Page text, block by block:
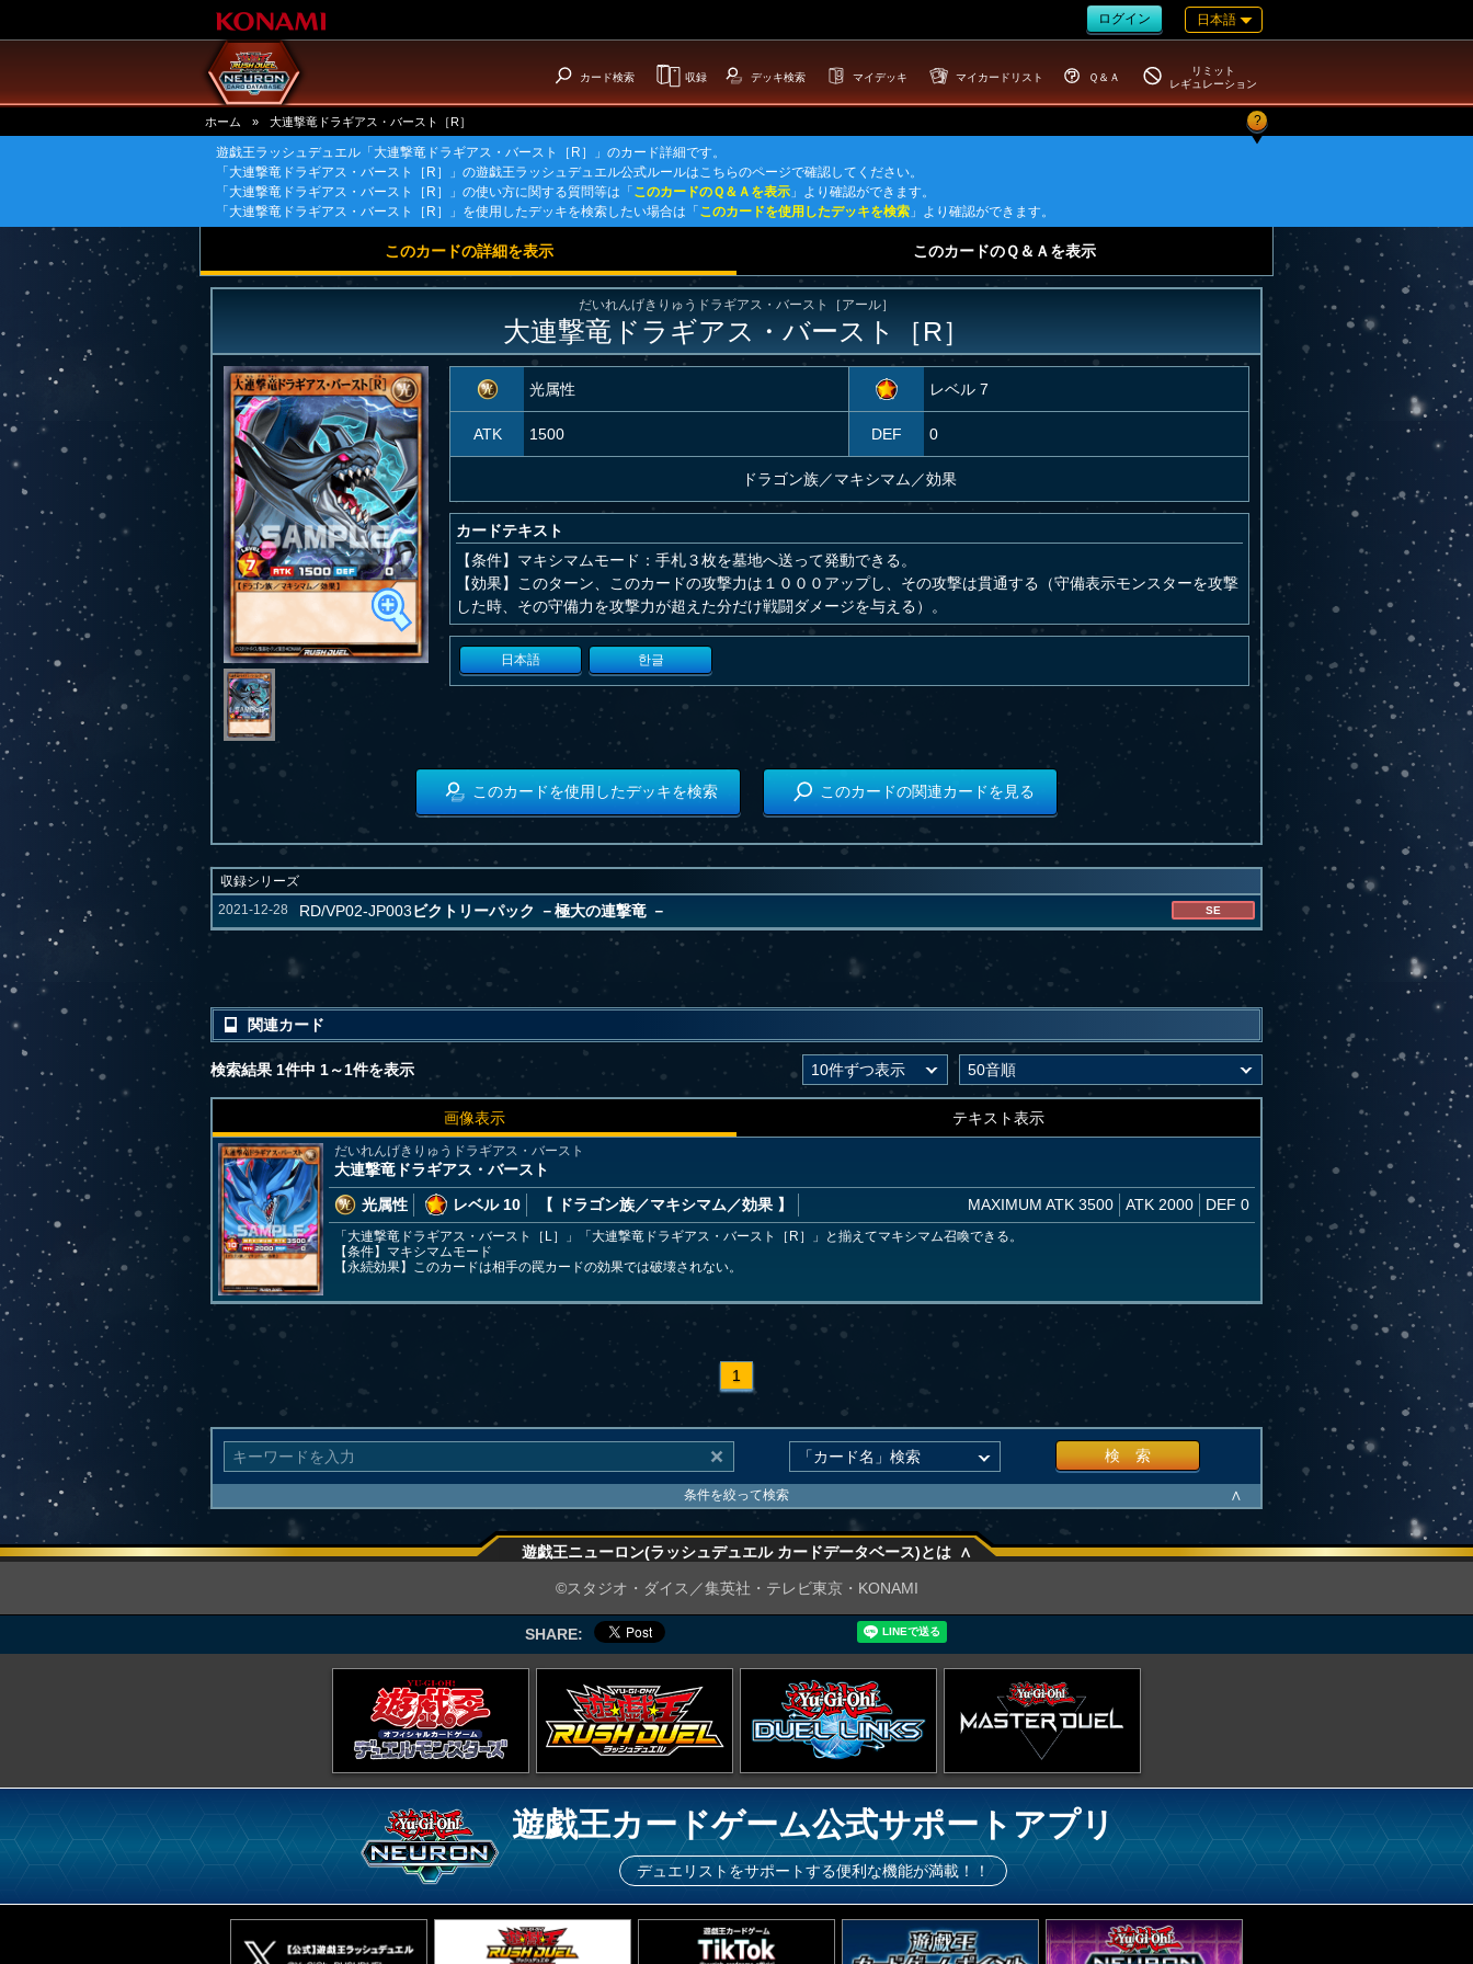
ログイン 日本語
カード検索 収録 デッキ検索 マイデッキ マイカードリスト Ｑ＆Ａ
リミット
レギュレーション
ホーム » 大連撃竜ドラギアス・バースト［R］ ?
遊戯王ラッシュデュエル「大連撃竜ドラギアス・バースト［R］」のカード詳細です。
「大連撃竜ドラギアス・バースト［R］」の遊戯王ラッシュデュエル公式ルールはこちらのページで確認してください。
「大連撃竜ドラギアス・バースト［R］」の使い方に関する質問等は「 このカードのＱ＆Ａを表示 」より確認ができます。
「大連撃竜ドラギアス・バースト［R］」を使用したデッキを検索したい場合は「 このカードを使用したデッキを検索 」より確認ができます。
このカードの詳細を表示 このカードのＱ＆Ａを表示
だいれんげきりゅうドラギアス・バースト［アール］
大連撃竜ドラギアス・バースト［R］
光属性 レベル 7
ATK 1500 DEF 0
ドラゴン族／マキシマム／効果
カードテキスト
【条件】マキシマムモード：手札３枚を墓地へ送って発動できる。
【効果】このターン、このカードの攻撃力は１０００アップし、その攻撃は貫通する（守備表示モンスターを攻撃
した時、その守備力を攻撃力が超えた分だけ戦闘ダメージを与える）。
日本語 한글
このカードを使用したデッキを検索 このカードの関連カードを見る
収録シリーズ
2021-12-28
RD/VP02-JP003ビクトリーパック －極大の連撃竜 － SE
関連カード
検索結果 1件中 1～1件を表示
画像表示 テキスト表示
だいれんげきりゅうドラギアス・バースト
大連撃竜ドラギアス・バースト
光属性
レベル 10 【 ドラゴン族／マキシマム／効果 】 MAXIMUM ATK 3500 ATK 2000 DEF 0
「大連撃竜ドラギアス・バースト［L］」「大連撃竜ドラギアス・バースト［R］」と揃えてマキシマム召喚できる。
【条件】マキシマムモード
【永続効果】このカードは相手の罠カードの効果では破壊されない。
1
検 索
条件を絞って検索 ∧
遊戯王ニューロン(ラッシュデュエル カードデータベース)とは ∧
©スタジオ・ダイス／集英社・テレビ東京・KONAMI
SHARE:
遊戯王カードゲーム公式サポートアプリ
デュエリストをサポートする便利な機能が満載！！